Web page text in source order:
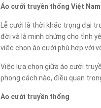
Áo cưới truyền thống Việt
Lễ cưới là thời khắc trọng đại
đời và là minh chứng cho tình
việc chọn áo cưới phù hợp với
Việc lựa chọn giữa áo cưới
phong cách nào, điều quan
Áo cưới truyền thống